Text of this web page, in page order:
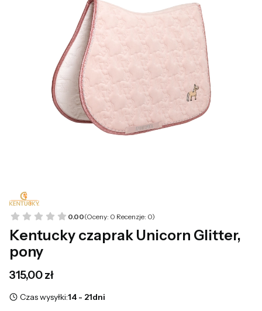
0.00(Oceny: 0 Recenzje: 0)
Kentucky czaprak Unicorn Glitter,
pony
Cena
315,00 zł
Czas wysyłki:14 - 21dni